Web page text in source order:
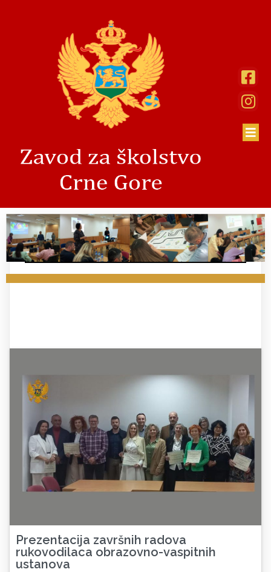
Prezentacija završnih radova
rukovodilaca obrazovno-vaspitnih
ustanova